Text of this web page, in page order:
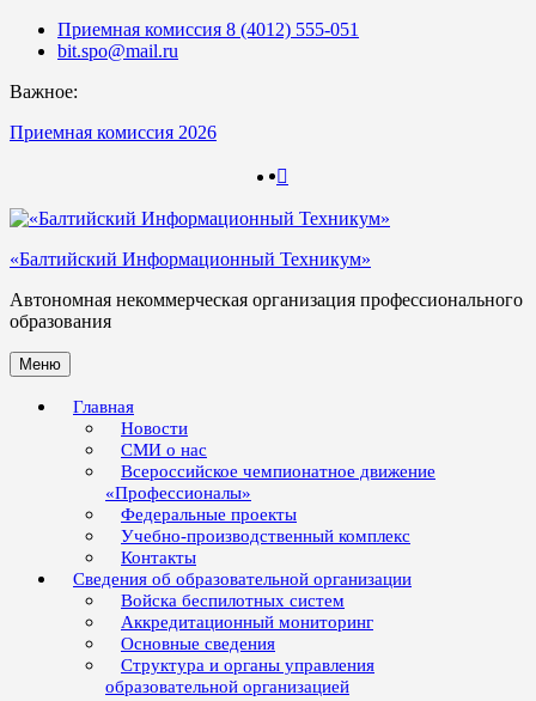
Skip
Приемная комиссия 8 (4012) 555-051
bit.spo@mail.ru
Важное:
Приемная комиссия 2026
«Балтийский Информационный Техникум»
Автономная некоммерческая организация профессионального
образования
Меню
Главная
Новости
СМИ о нас
Всероссийское чемпионатное движение
«Профессионалы»
Федеральные проекты
Учебно-производственный комплекс
Контакты
Сведения об образовательной организации
Войска беспилотных систем
Аккредитационный мониторинг
Основные сведения
Структура и органы управления
образовательной организацией